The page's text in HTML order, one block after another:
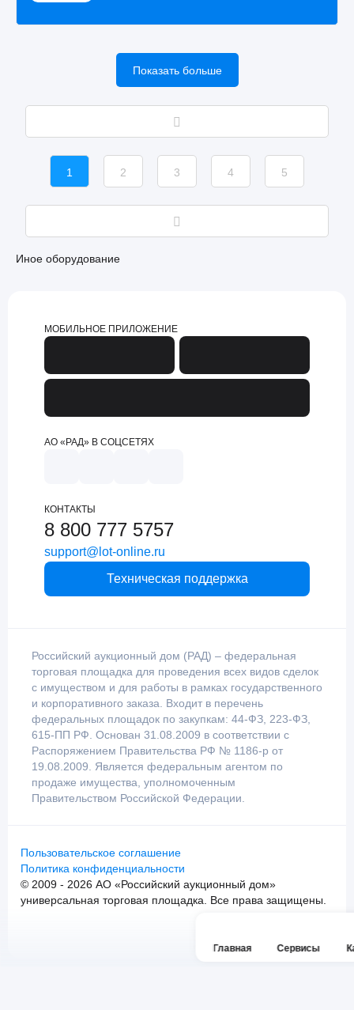
Главная Сервисы
Показать больше
1 2 3 4 5
Иное оборудование
МОБИЛЬНОЕ ПРИЛОЖЕНИЕ
АО «РАД» В СОЦСЕТЯХ
КОНТАКТЫ
8 800 777 5757
support@lot-online.ru
Техническая поддержка
Российский аукционный дом (РАД) – федеральная
торговая площадка для проведения всех видов сделок
с имуществом и для работы в рамках государственного
и корпоративного заказа. Входит в перечень
федеральных площадок по закупкам: 44-ФЗ, 223-ФЗ,
615-ПП РФ. Основан 31.08.2009 в соответствии с
Распоряжением Правительства РФ № 1186-р от
19.08.2009. Является федеральным агентом по
продаже имущества, уполномоченным
Правительством Российской Федерации.
Пользовательское соглашение
Политика конфиденциальности
© 2009 - 2026 АО «Российский аукционный дом»
универсальная торговая площадка. Все права защищены.